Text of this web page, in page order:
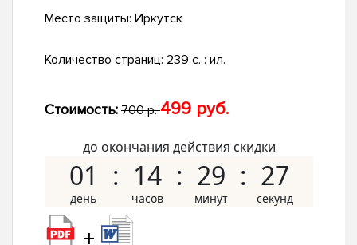
Место защиты: Иркутск
Количество страниц: 239 с. : ил.
Стоимость: 700 р.499 руб.
до окончания действия скидки
01 14 29 26